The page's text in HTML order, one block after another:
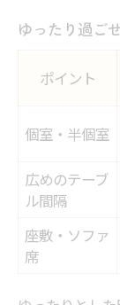
ゆったり過ご
ポイント
個室・半個室
広めのテーブ
ル間隔
座敷・ソファ
席